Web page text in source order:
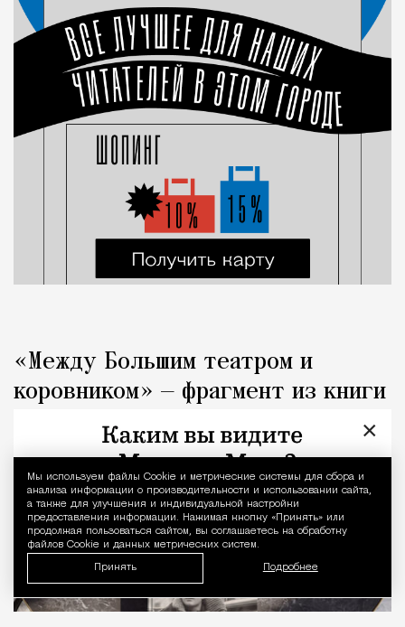
Уведомление
Мы используем файлы Сookie и метрические системы для сбора и
анализа информации о производительности и использовании сайта,
а также для улучшения и индивидуальной настройки
предоставления информации. Нажимая кнопку «Принять» или
продолжая пользоваться сайтом, вы соглашаетесь на обработку
файлов Cookie и данных метрических систем.
Принять Подробнее
«Между Большим театром и
коровником» — фрагмент из книги
«Капоте в СССР»
×